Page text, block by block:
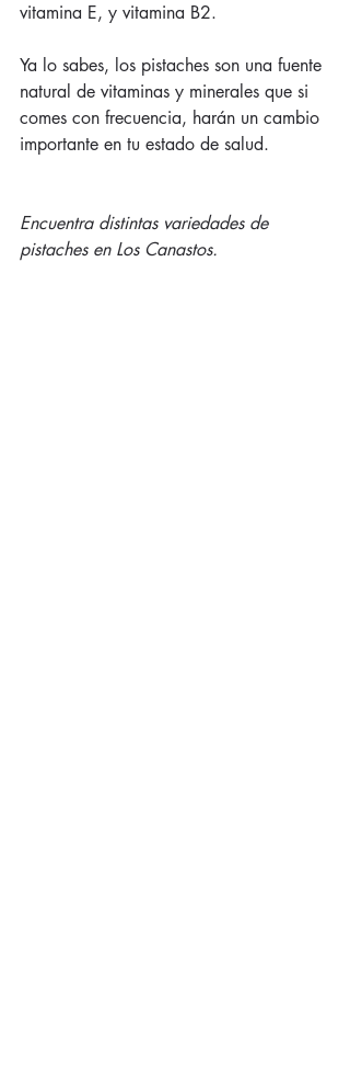
vitamina E, y vitamina B2.
Ya lo sabes, los pistaches son una fuente
natural de vitaminas y minerales que si
comes con frecuencia, harán un cambio
importante en tu estado de salud.
Encuentra distintas variedades de
pistaches en Los Canastos.